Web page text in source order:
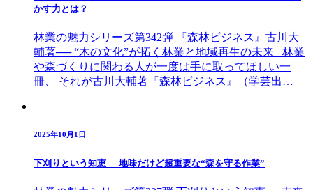
かす力とは？
林業の魅力シリーズ第342弾 『森林ビジネス』古川大
輔著── “木の文化”が拓く林業と地域再生の未来 林業
や森づくりに関わる人が一度は手に取ってほしい一
冊、 それが古川大輔著『森林ビジネス』（学芸出…
2025年10月1日
下刈りという知恵──地味だけど超重要な“森を守る作業”